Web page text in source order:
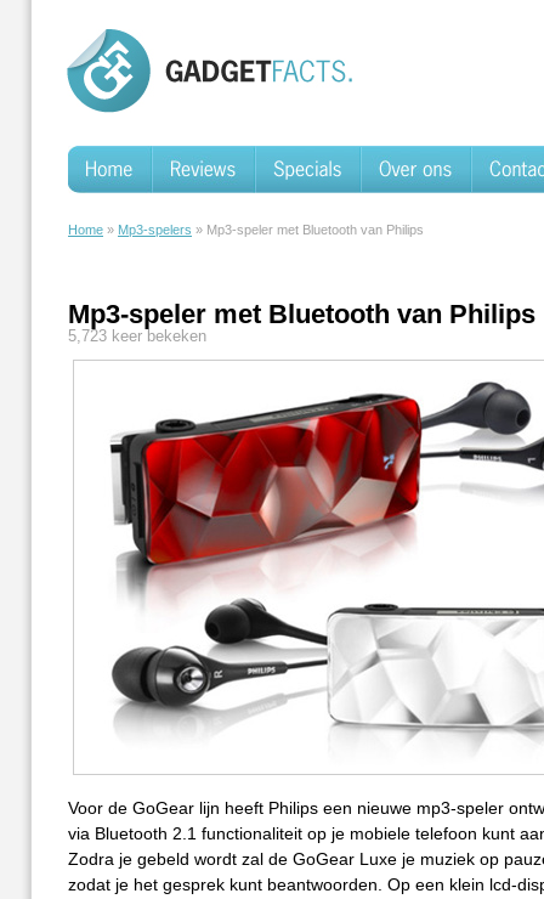
Home » Mp3-spelers » Mp3-speler met Bluetooth van Philips
Mp3-speler met Bluetooth van Philips
5,723 keer bekeken
Voor de GoGear lijn heeft Philips een nieuwe mp3-speler
via Bluetooth 2.1 functionaliteit op je mobiele telefoon kunt
Zodra je gebeld wordt zal de GoGear Luxe je muziek op
zodat je het gesprek kunt beantwoorden. Op een klein lcd-